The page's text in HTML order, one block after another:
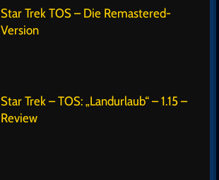
Star Trek TOS – Die Remastered-
Version
Star Trek – TOS: „Landurlaub“ – 1.15 –
Review